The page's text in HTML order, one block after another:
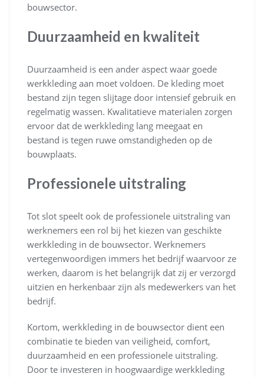
bouwsector.
Duurzaamheid en kwaliteit
Duurzaamheid is een ander aspect waar goede
werkkleding aan moet voldoen. De kleding moet
bestand zijn tegen slijtage door intensief gebruik en
regelmatig wassen. Kwalitatieve materialen zorgen
ervoor dat de werkkleding lang meegaat en
bestand is tegen ruwe omstandigheden op de
bouwplaats.
Professionele uitstraling
Tot slot speelt ook de professionele uitstraling van
werknemers een rol bij het kiezen van geschikte
werkkleding in de bouwsector. Werknemers
vertegenwoordigen immers het bedrijf waarvoor ze
werken, daarom is het belangrijk dat zij er verzorgd
uitzien en herkenbaar zijn als medewerkers van het
bedrijf.
Kortom, werkkleding in de bouwsector dient een
combinatie te bieden van veiligheid, comfort,
duurzaamheid en een professionele uitstraling.
Door te investeren in hoogwaardige werkkleding